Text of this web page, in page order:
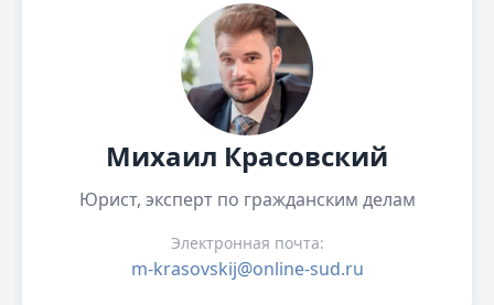
Михаил Красовский
Юрист, эксперт по гражданским делам
Электронная почта:
m-krasovskij@online-sud.ru